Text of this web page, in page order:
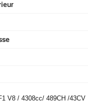
V8 / 4308cc/ 489CH /43CV